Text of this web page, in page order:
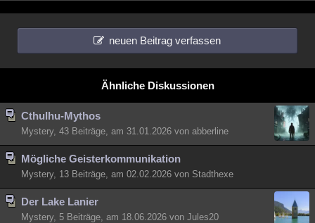
neuen Beitrag verfassen
Ähnliche Diskussionen
Cthulhu-Mythos
Mystery, 43 Beiträge, am 31.01.2026 von abberline
Mögliche Geisterkommunikation
Mystery, 13 Beiträge, am 02.02.2026 von Stadthexe
Der Lake Lanier
Mystery, 5 Beiträge, am 18.06.2026 von Jules20